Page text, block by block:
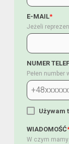
E-MAIL*
Jeżeli
NUMER
Pełen number
Używam
WIADOMOŚĆ
W czym